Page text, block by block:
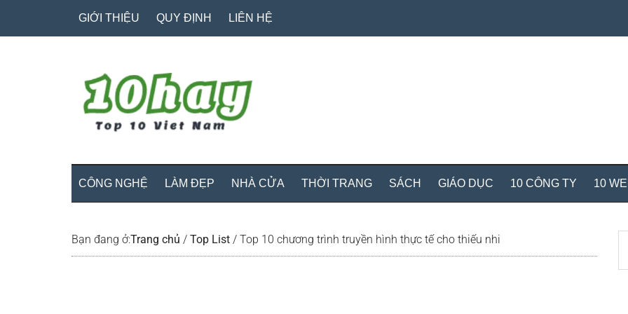
GIỚI THIỆU QUY ĐỊNH LIÊN HỆ
CÔNG NGHỆ LÀM ĐẸP NHÀ CỬA THỜI TRANG SÁCH GIÁO DỤC 10 CÔNG TY 10
Bạn đang ở:Trang chủ / Top List / Top 10 chương trình truyền hình thực tế cho thiếu nhi